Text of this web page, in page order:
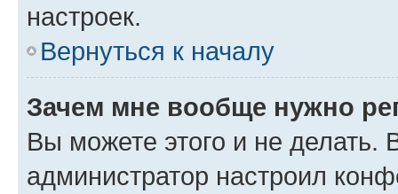
настроек.
Вернуться к началу
Зачем мне вообще нужно
Вы можете этого и не делать.
администратор настроил